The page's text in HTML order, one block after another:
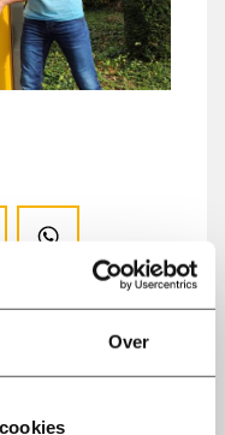
Over
WhatsApp